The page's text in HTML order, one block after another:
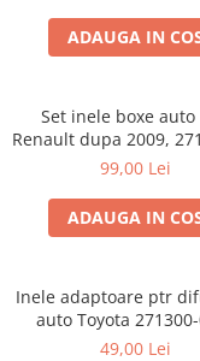
ADAUGA IN
Set inele boxe auto
Renault dupa 2009,
99,00 Lei
ADAUGA IN
Inele adaptoare ptr
auto Toyota
49,00 Lei